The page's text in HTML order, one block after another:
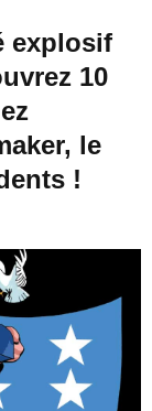
explosif
10
le
!